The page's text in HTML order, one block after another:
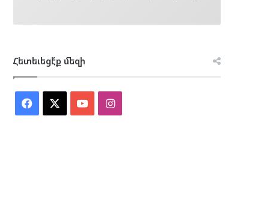
Հետեւեցէ՛ք մեզի
Facebook YouTubeInstagram